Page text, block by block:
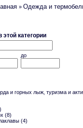
» Одежда и
этой категории
до
и горных лыж, туризма и
(8)
(4)